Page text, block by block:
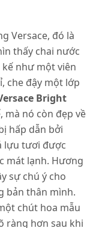
Versace, đó là
thấy chai nước
như một viên
che đậy một lớp
Bright
mà nó còn đẹp về
hấp dẫn bởi
lựu tươi được
mát lạnh. Hương
sự chú ý cho
bản thân mình.
chút hoa mẫu
ràng hơn sau khi